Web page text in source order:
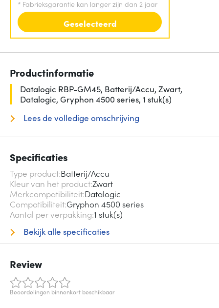
* Fabrieksgarantie kan langer zijn dan 2 jaar
Geselecteerd
Productinformatie
Datalogic RBP-GM45, Batterij/Accu, Zwart,
Datalogic, Gryphon 4500 series, 1 stuk(s)
Lees de volledige omschrijving
Specificaties
Type product Batterij/Accu
Kleur van het productZwart
Merkcompatibiliteit Datalogic
Compatibiliteit Gryphon 4500 series
Aantal per verpakking 1 stuk(s)
Bekijk alle specificaties
Review
Beoordelingen binnenkort beschikbaar